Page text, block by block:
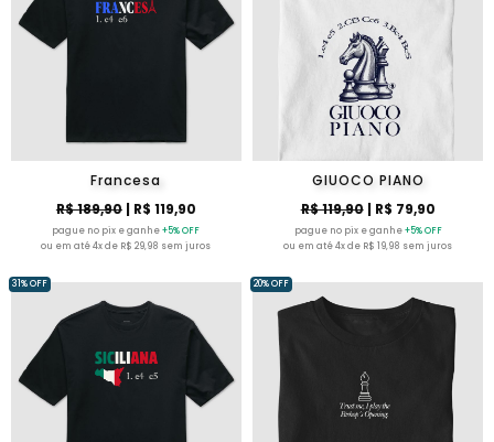
Francesa
R$ 189,90| R$ 119,90
pague no pix e ganhe+5% OFF
ou em até 4x de R$ 29,98 sem juros
GIUOCO PIANO
R$ 119,90| R$ 79,90
pague no pix e ganhe+5% OFF
ou em até 4x de R$ 19,98 sem juros
31% OFF 20% OFF